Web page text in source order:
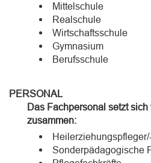
Mittelschule
Realschule
Wirtschaftsschule
Gymnasium
Berufsschule
PERSONAL
Das Fachpersonal setzt
zusammen:
Sonderpädagogische